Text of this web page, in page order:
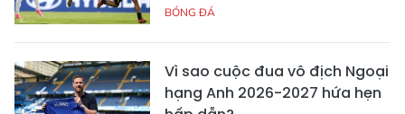
BÓNG ĐÁ
Vì sao cuộc đua vô địch Ngoại
hạng Anh 2026-2027 hứa hẹn